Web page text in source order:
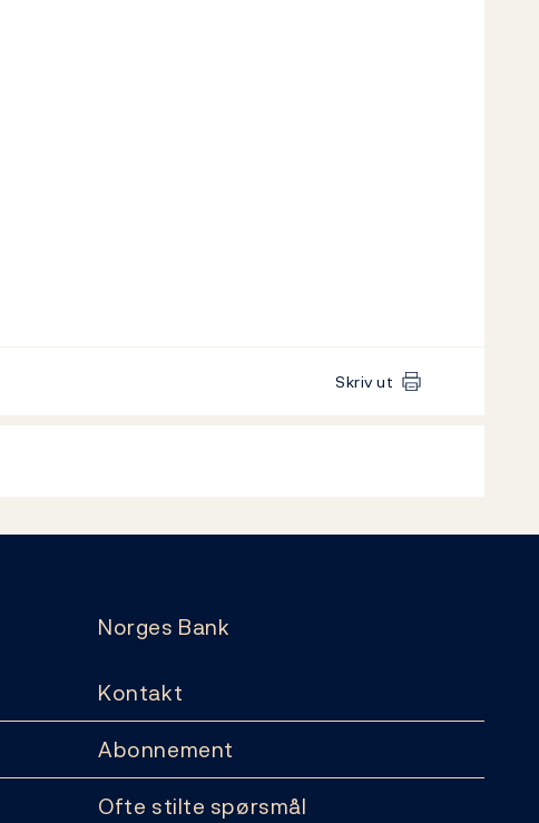
Skriv ut
Norges Bank
Kontakt
Abonnement
Ofte stilte spørsmål